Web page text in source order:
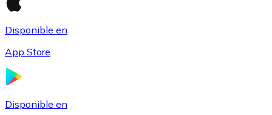
Disponible en
App Store
Disponible en